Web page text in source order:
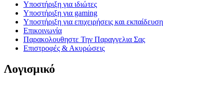
Υποστήριξη για ιδιώτες
Υποστήριξη για gaming
Υποστήριξη για επιχειρήσεις και εκπαίδευση
Επικοινωνία
Παρακολουθηστε Την Παραγγελια Σας
Επιστροφές & Ακυρώσεις
Λογισμικό